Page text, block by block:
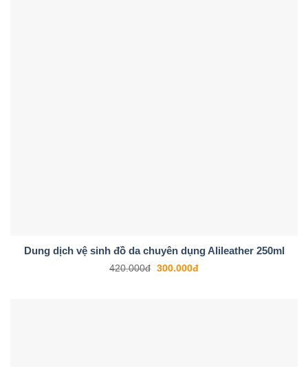
Dung dịch vệ sinh đồ da chuyên dụng Alileather 250ml
420.000đ 300.000đ